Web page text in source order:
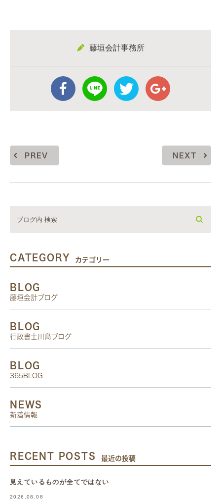
藤垣会計事務所
PREV NEXT
CATEGORY カテゴリー
BLOG
藤垣会計ブログ
BLOG
行政書士川島ブログ
BLOG
365BLOG
NEWS
新着情報
RECENT POSTS 最近の投稿
見えているものが全てではない
2026.08.08